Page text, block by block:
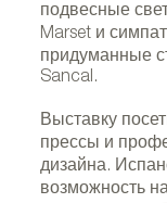
подвесные
Marset и
придуманные
Sancal.
Выставку
прессы и
дизайна.
возможность